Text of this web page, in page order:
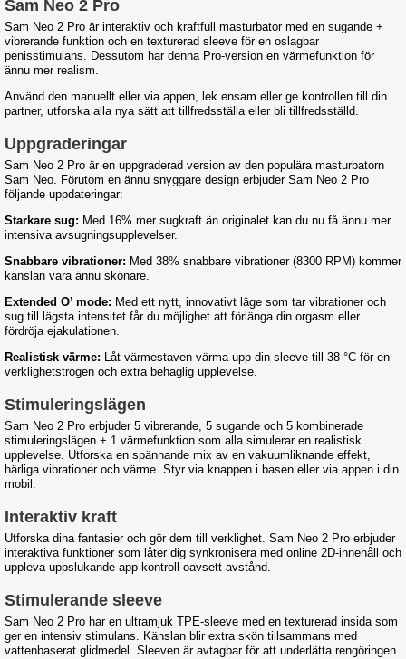
Sam Neo 2 Pro
Sam Neo 2 Pro är interaktiv och kraftfull masturbator med en sugande +
vibrerande funktion och en texturerad sleeve för en oslagbar
penisstimulans. Dessutom har denna Pro-version en värmefunktion för
ännu mer realism.
Använd den manuellt eller via appen, lek ensam eller ge kontrollen till din
partner, utforska alla nya sätt att tillfredsställa eller bli tillfredsställd.
Uppgraderingar
Sam Neo 2 Pro är en uppgraderad version av den populära masturbatorn
Sam Neo. Förutom en ännu snyggare design erbjuder Sam Neo 2 Pro
följande uppdateringar:
Starkare sug: Med 16% mer sugkraft än originalet kan du nu få ännu mer
intensiva avsugningsupplevelser.
Snabbare vibrationer: Med 38% snabbare vibrationer (8300 RPM) kommer
känslan vara ännu skönare.
Extended O’ mode: Med ett nytt, innovativt läge som tar vibrationer och
sug till lägsta intensitet får du möjlighet att förlänga din orgasm eller
fördröja ejakulationen.
Realistisk värme: Låt värmestaven värma upp din sleeve till 38 °C för en
verklighetstrogen och extra behaglig upplevelse.
Stimuleringslägen
Sam Neo 2 Pro erbjuder 5 vibrerande, 5 sugande och 5 kombinerade
stimuleringslägen + 1 värmefunktion som alla simulerar en realistisk
upplevelse. Utforska en spännande mix av en vakuumliknande effekt,
härliga vibrationer och värme. Styr via knappen i basen eller via appen i din
mobil.
Interaktiv kraft
Utforska dina fantasier och gör dem till verklighet. Sam Neo 2 Pro erbjuder
interaktiva funktioner som låter dig synkronisera med online 2D-innehåll och
uppleva uppslukande app-kontroll oavsett avstånd.
Stimulerande sleeve
Sam Neo 2 Pro har en ultramjuk TPE-sleeve med en texturerad insida som
ger en intensiv stimulans. Känslan blir extra skön tillsammans med
vattenbaserat glidmedel. Sleeven är avtagbar för att underlätta rengöringen.